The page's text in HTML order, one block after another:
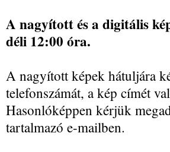
A nagyított és a digitális
déli 12:00 óra.
A nagyított képek hátuljára
telefonszámát, a kép címét
Hasonlóképpen kérjük
tartalmazó e-mailben.